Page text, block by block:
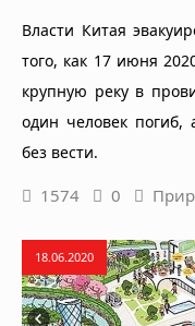
Власти Китая
того, как 17 июня
крупную реку в
один человек
без вести.
1574 0
18.06.2020